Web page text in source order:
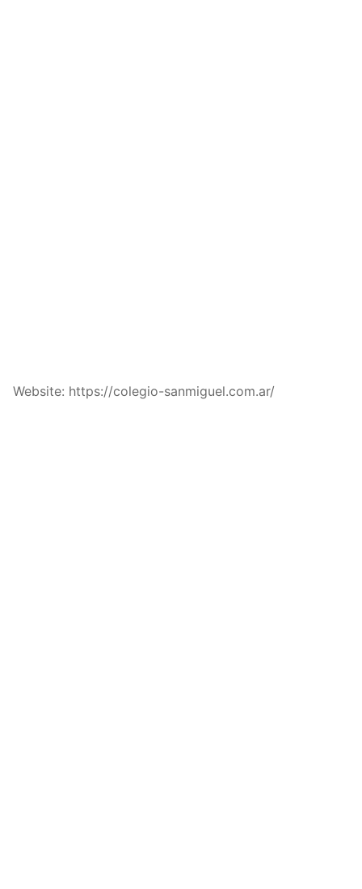
Website: https://colegio-sanmiguel.com.ar/